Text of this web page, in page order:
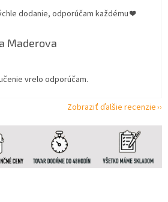
dodanie, odporúčam každému ❤️
Maderova
obchodu je 5 z 5 hviezdičiek.
vrelo odporúčam.
Zobraziť ďalšie recenzie